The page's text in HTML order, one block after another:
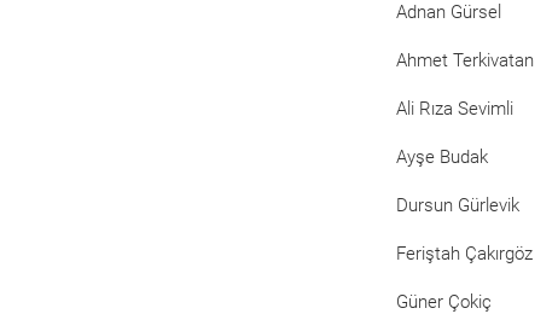
Adnan Gürsel
Ahmet Terkivatan
Ali Rıza Sevimli
Ayşe Budak
Dursun Gürlevik
Feriştah Çakırgöz
Güner Çokiç